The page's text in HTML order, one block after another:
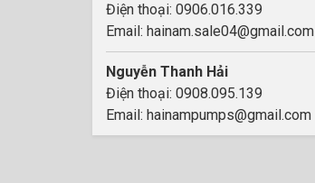
Điện thoại: 0906.016.339
Email: hainam.sale04@gmail.com
Nguyễn Thanh Hải
Điện thoại: 0908.095.139
Email: hainampumps@gmail.com